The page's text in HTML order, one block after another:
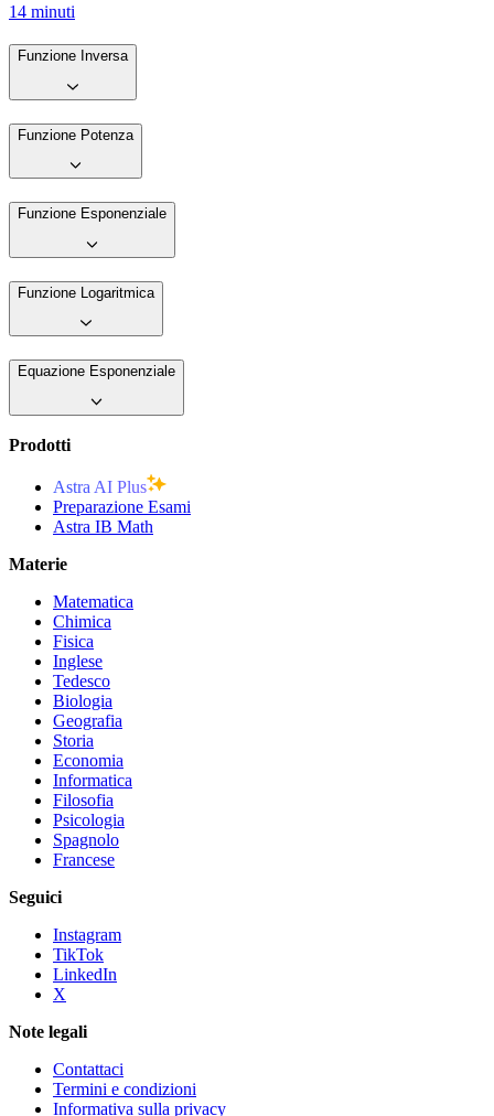
14 minuti
Funzione Inversa
Funzione Potenza
Funzione Esponenziale
Funzione Logaritmica
Equazione Esponenziale
Prodotti
Astra AI Plus
Preparazione Esami
Astra IB Math
Materie
Matematica
Chimica
Fisica
Inglese
Tedesco
Biologia
Geografia
Storia
Economia
Informatica
Filosofia
Psicologia
Spagnolo
Francese
Seguici
Instagram
TikTok
LinkedIn
X
Note legali
Contattaci
Termini e condizioni
Informativa sulla privacy